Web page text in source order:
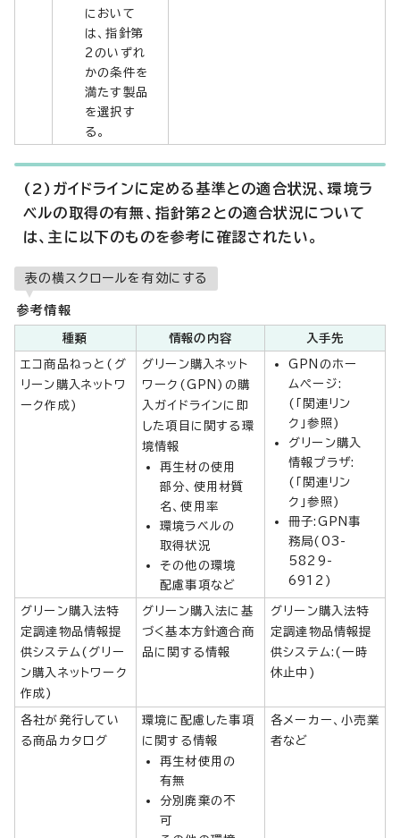
において
は、指針第
2のいずれ
かの条件を
満たす製品
を選択す
る。
(2)ガイドラインに定める基準との適合状況、環境ラ
ベルの取得の有無、指針第2との適合状況について
は、主に以下のものを参考に確認されたい。
表の横スクロールを有効にする
参考情報
種類 情報の内容 入手先
エコ商品ねっと(グ
リーン購入ネットワ
ーク作成)
グリーン購入ネット
ワーク(GPN)の購
入ガイドラインに即
した項目に関する環
境情報
再生材の使用
部分、使用材質
名、使用率
環境ラベルの
取得状況
その他の環境
配慮事項など
GPNのホー
ムページ:
(「関連リン
ク」参照)
グリーン購入
情報プラザ:
(「関連リン
ク」参照)
冊子:GPN事
務局(03-
5829-
6912)
グリーン購入法特
定調達物品情報提
供システム(グリー
ン購入ネットワーク
作成)
グリーン購入法に基
づく基本方針適合商
品に関する情報
グリーン購入法特
定調達物品情報提
供システム:(一時
休止中)
各社が発行してい
る商品カタログ
環境に配慮した事項
に関する情報
再生材使用の
有無
分別廃棄の不
可
各メーカー、小売業
者など